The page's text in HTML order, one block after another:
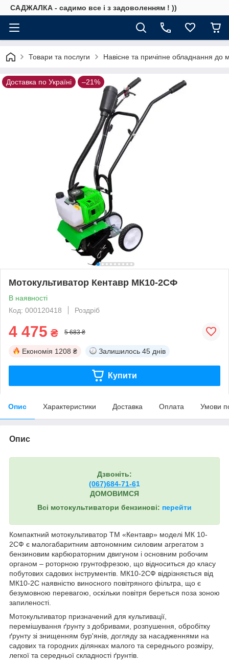
САДЖАЛКА - садимо все і з задоволенням ! ))
Товари та послуги Навісне та причіпне обладнання до
Доставка по Україні –21%
Мотокультиватор Кентавр МК10-2CФ
В наявності
Код: 000120418
Роздріб
4 475 ₴ 5 683 ₴
Економія 1208 ₴ Залишилось 45 днів
Купити
Опис Характеристики Доставка Оплата Умови
Опис
Дзвоніть:
(067)684-71-61
ДОМОВИМСЯ
Всі мотокультиватори бензинові: перейти
Компактний мотокультиватор ТМ «Кентавр» моделі МК 10-
2СФ є малогабаритним автономним силовим агрегатом з
бензиновим карбюраторним двигуном і основним робочим
органом – роторною грунтофрезою, що відноситься до класу
побутових садових інструментів. МК10-2СФ відрізняється від
МК10-2С наявністю виносного повітряного фільтра, що є
безумовною перевагою, оскільки повітря береться поза зоною
запиленості.
Мотокультиватор призначений для культивації,
перемішування ґрунту з добривами, розпушення, обробітку
ґрунту зі знищенням бур'янів, догляду за насадженнями на
садових та городних ділянках малого та середнього розміру,
легкої та середньої складності ґрунтів.